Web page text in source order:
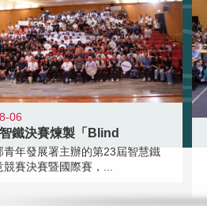
06
鐵決賽煉製「Blind
青年發展署主辦的第23屆智慧鐵
競賽決賽暨國際賽，...